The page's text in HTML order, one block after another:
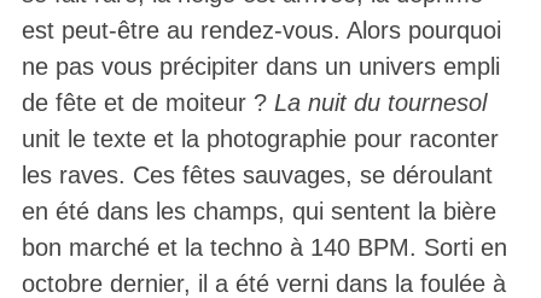
est peut-être au rendez-vous. Alors pourquoi
ne pas vous précipiter dans un univers empli
de fête et de moiteur ? La nuit du tournesol
unit le texte et la photographie pour raconter
les raves. Ces fêtes sauvages, se déroulant
en été dans les champs, qui sentent la bière
bon marché et la techno à 140 BPM. Sorti en
octobre dernier, il a été verni dans la foulée à